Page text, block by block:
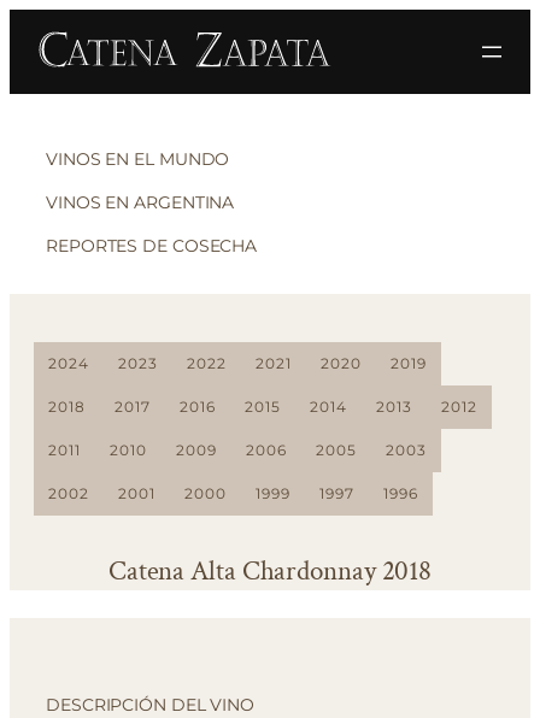
VINOS EN EL MUNDO
VINOS EN ARGENTINA
REPORTES DE COSECHA
2024 2023 2022 2021 2020 2019
2018 2017 2016 2015 2014 2013 2012
2011 2010 2009 2006 2005 2003
2002 2001 2000 1999 1997 1996
Catena Alta Chardonnay 2018
DESCRIPCIÓN DEL VINO